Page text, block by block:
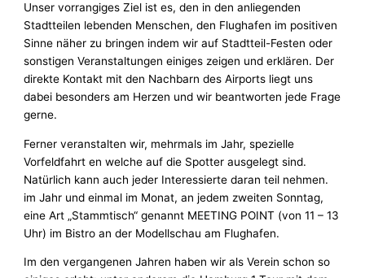
Unser vorrangiges Ziel ist es, den in den anliegenden
Stadtteilen lebenden Menschen, den Flughafen im positiven
Sinne näher zu bringen indem wir auf Stadtteil-Festen oder
sonstigen Veranstaltungen einiges zeigen und erklären. Der
direkte Kontakt mit den Nachbarn des Airports liegt uns
dabei besonders am Herzen und wir beantworten jede Frage
gerne.
Ferner veranstalten wir, mehrmals im Jahr, spezielle
Vorfeldfahrt en welche auf die Spotter ausgelegt sind.
Natürlich kann auch jeder Interessierte daran teil nehmen.
im Jahr und einmal im Monat, an jedem zweiten Sonntag,
eine Art „Stammtisch“ genannt MEETING POINT (von 11 – 13
Uhr) im Bistro an der Modellschau am Flughafen.
Im den vergangenen Jahren haben wir als Verein schon so